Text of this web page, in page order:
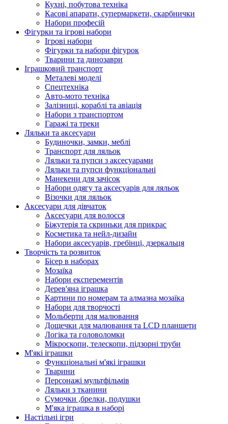
Кухні, побутова техніка
Касові апарати, супермаркети, скарбнички
Набори професій
Фігурки та ігрові набори
Ігрові набори
Фігурки та набори фігурок
Тварини та динозаври
Іграшковий транспорт
Металеві моделі
Спецтехніка
Авто-мото техніка
Залізниці, кораблі та авіація
Набори з транспортом
Гаражі та треки
Ляльки та аксесуари
Будиночки, замки, меблі
Транспорт для ляльок
Ляльки та пупси з аксесуарами
Ляльки та пупси функціональні
Манекени для зачісок
Набори одягу та аксесуарів для ляльок
Візочки для ляльок
Аксесуари для дівчаток
Аксесуари для волосся
Біжутерія та скриньки для прикрас
Косметика та нейл-дизайн
Набори аксесуарів, гребінці, дзеркальця
Творчість та розвиток
Бісер в наборах
Мозаїка
Набори експерементів
Дерев'яна іграшка
Картини по номерам та алмазна мозаїка
Набори для творчості
Мольберти для малювання
Дощечки для малювання та LCD планшети
Логіка та головоломки
Мікроскопи, телескопи, підзорні труби
М'які іграшки
Функціональні м'які іграшки
Тварини
Персонажі мультфільмів
Ляльки з тканини
Сумочки ,брелки, подушки
М'яка іграшка в наборі
Настільні ігри